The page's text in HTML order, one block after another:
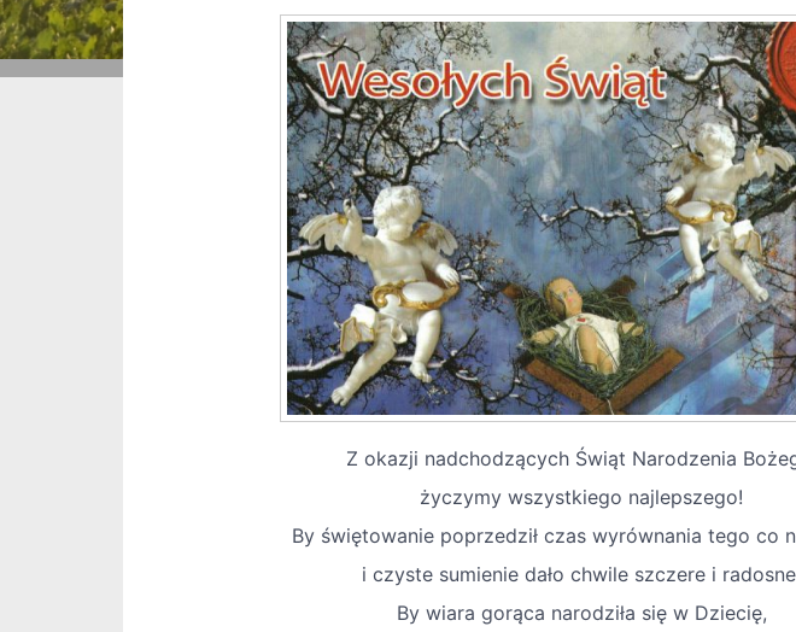
Z okazji nadchodzących Świąt Narodzenia
życzymy wszystkiego najlepszego!
By świętowanie poprzedził czas wyrównania tego co
i czyste sumienie dało chwile szczere i
By wiara gorąca narodziła się w Dziecię,